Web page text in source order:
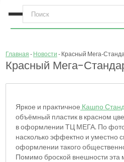
Главная Новости Красный Мега-
Красный Мега-
Яркое и практичное Кашпо
объёмный пластик в красном
в оформлении ТЦ МЕГА. По
насколько эффектно и уместно
оформлении такого
Помимо броской внешности эта